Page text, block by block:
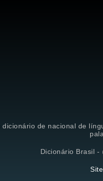
de nacional de
Dicionário Brasil -